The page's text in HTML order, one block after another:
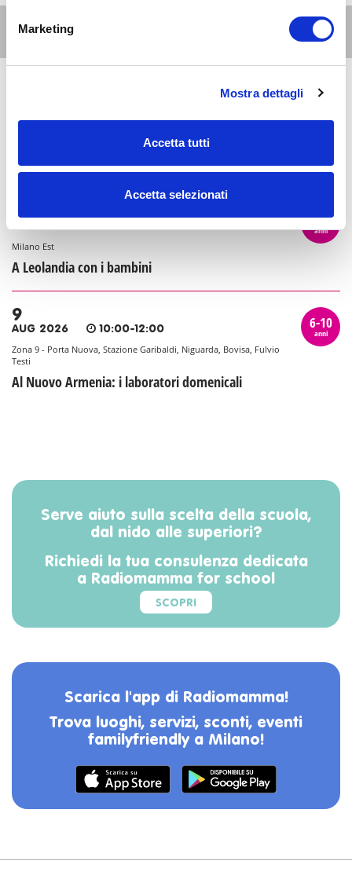
Marketing
Mostra dettagli
Accetta tutti
Accetta selezionati
Altri eventi per questa età
Con i bambini al Museum of Senses Milano
9
AUG 2026 10:00-19:00
Milano Est
A Leolandia con i bambini
6-10
anni
9
AUG 2026 10:00-12:00
Zona 9 - Porta Nuova, Stazione Garibaldi, Niguarda, Bovisa, Fulvio
Testi
Al Nuovo Armenia: i laboratori domenicali
6-10
anni
Serve aiuto sulla scelta della scuola,
dal nido alle superiori?
Richiedi la tua consulenza dedicata
a Radiomamma for school
SCOPRI
Scarica l'app di Radiomamma!
Trova luoghi, servizi, sconti, eventi
familyfriendly a Milano!